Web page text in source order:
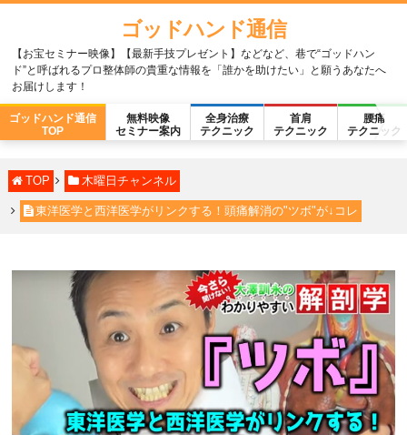
ゴッドハンド通信
【お宝セミナー映像】【最新手技プレゼント】などなど、巷で“ゴッドハン
ド”と呼ばれるプロ整体師の貴重な情報を「誰かを助けたい」と願うあなたへ
お届けします！
ゴッドハンド通信
TOP
無料映像
セミナー案内
全身治療
テクニック
首肩
テクニック
腰痛
テクニック
TOP 木曜日チャンネル
東洋医学と西洋医学がリンクする！頭痛解消の"ツボ"が↓コレ